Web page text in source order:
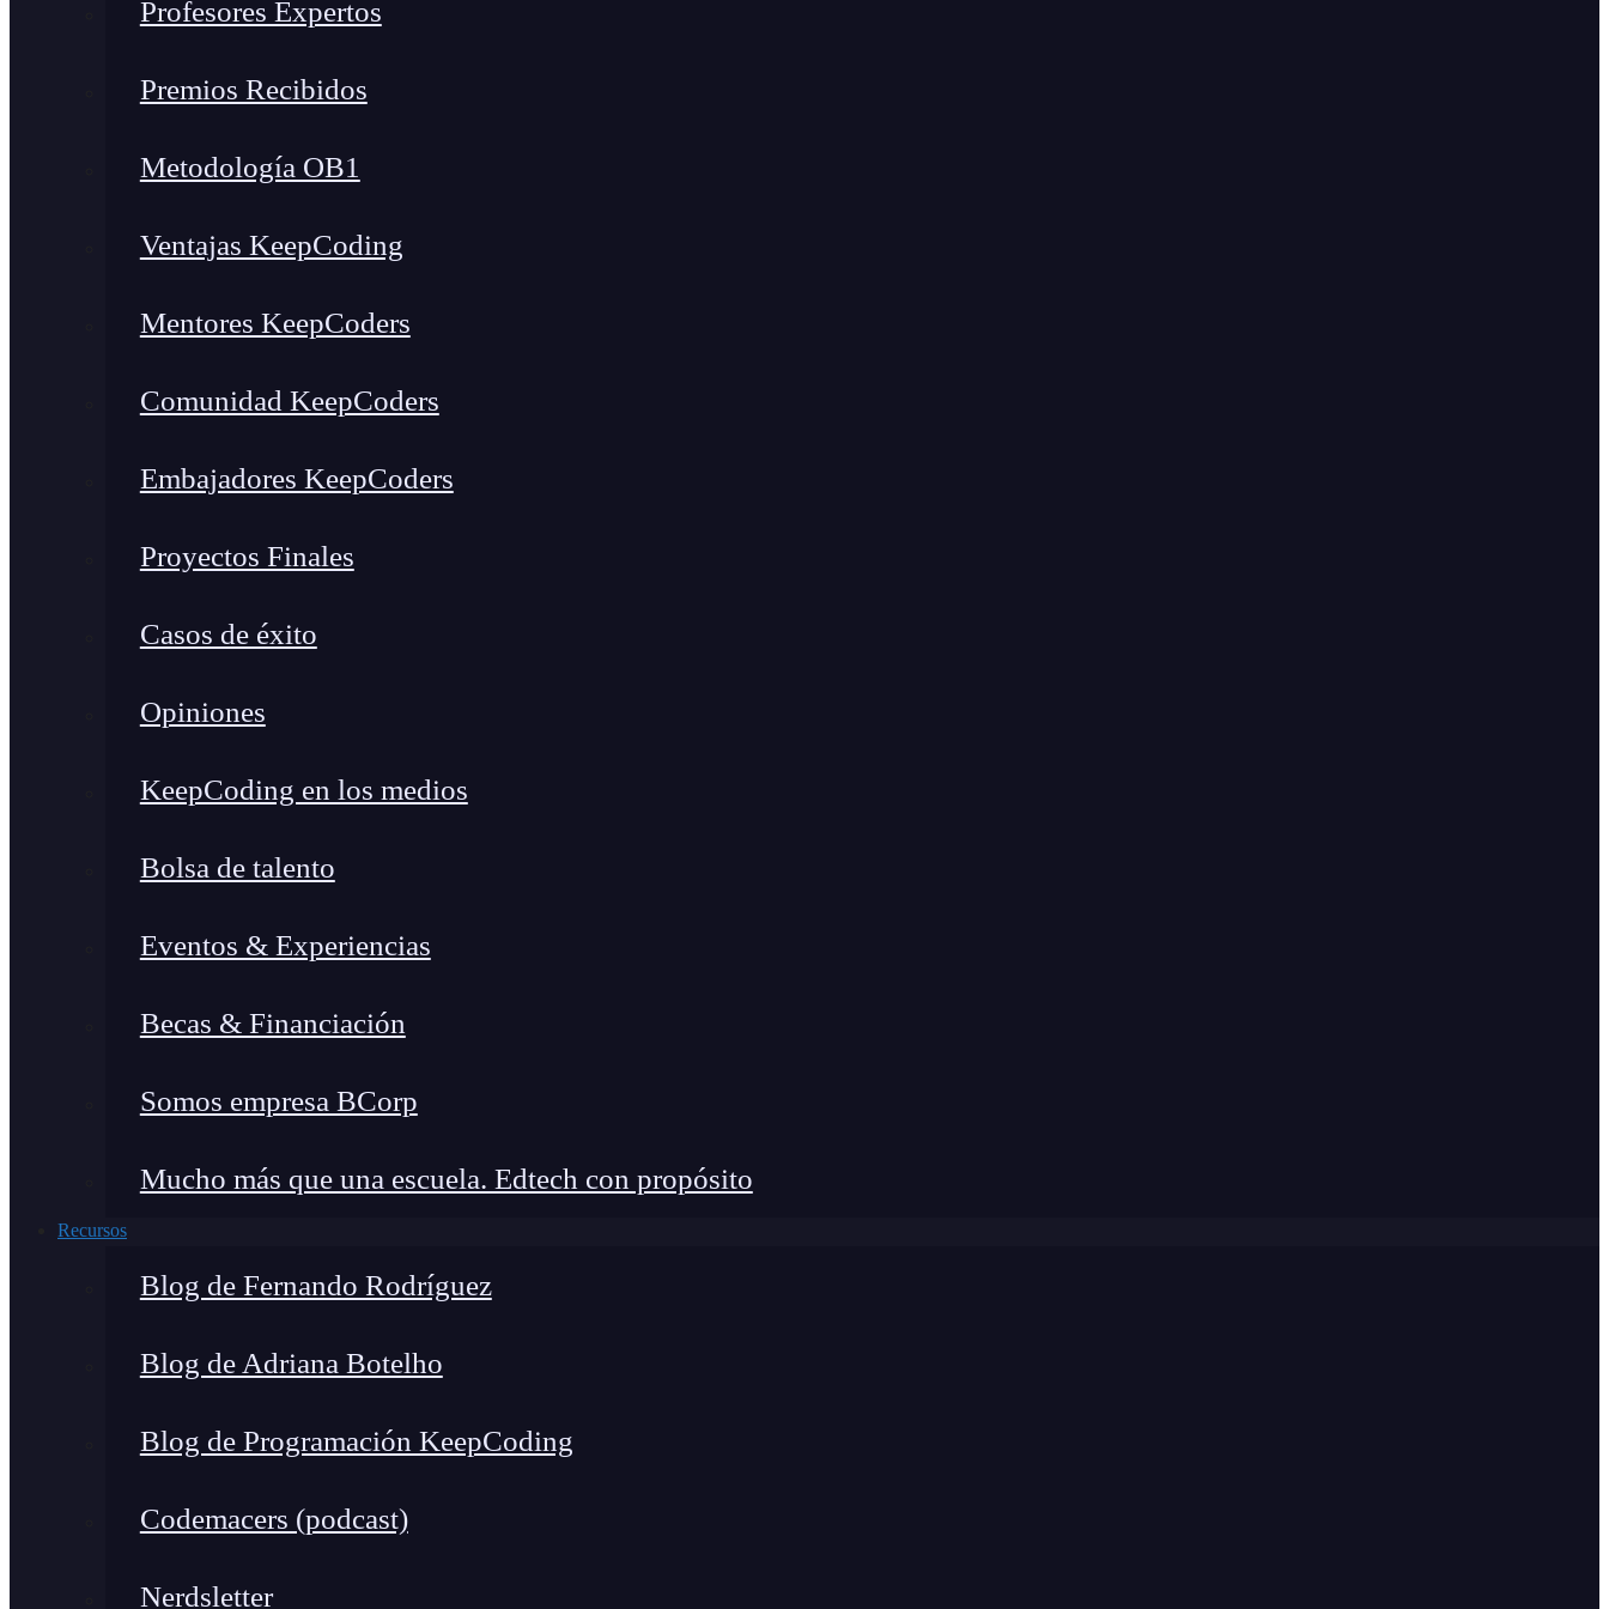
Profesores Expertos
Premios Recibidos
Metodología OB1
Ventajas KeepCoding
Mentores KeepCoders
Comunidad KeepCoders
Embajadores KeepCoders
Proyectos Finales
Casos de éxito
Opiniones
KeepCoding en los medios
Bolsa de talento
Eventos & Experiencias
Becas & Financiación
Somos empresa BCorp
Mucho más que una escuela. Edtech con propósito
Recursos
Blog de Fernando Rodríguez
Blog de Adriana Botelho
Blog de Programación KeepCoding
Codemacers (podcast)
Nerdsletter